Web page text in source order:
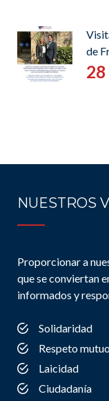
de
NUESTROS
Proporcionar a
que se conviertan
informados y
Solidaridad
Respeto
Laicidad
Ciudadanía